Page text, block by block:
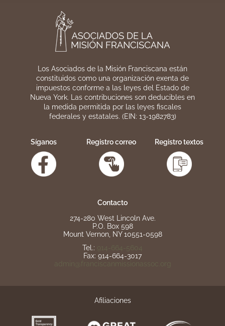
Los Asociados de la Misión Franciscana están
constituidos como una organización exenta de
impuestos conforme a las leyes del Estado de
Nueva York. Las contribuciones son deducibles en
la medida permitida por las leyes fiscales
federales y estatales. (EIN: 13-1982783)
Síganos Registro correo Registro textos
Contacto
274-280 West Lincoln Ave.
P.O. Box 598
Mount Vernon, NY 10551-0598
Tel.:
914-664-5604
Fax: 914-664-3017
admin@franciscanmissionassoc.org
Afiliaciones